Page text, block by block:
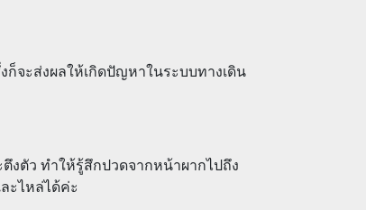
จะส่งผลให้เกิดปัญหาในระบบทางเดิน
งตัว ทำให้รู้สึกปวดจากหน้าผากไปถึง
ะไหล่ได้ค่ะ